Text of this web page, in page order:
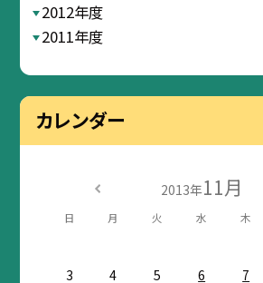
2012年度
2011年度
カレンダー
2013年11月
日 月 火 水 木
3
4 5 6 7